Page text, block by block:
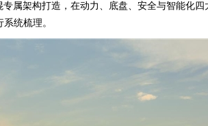
属架构打造，在动力、底盘、安全与智能化四
统梳理。